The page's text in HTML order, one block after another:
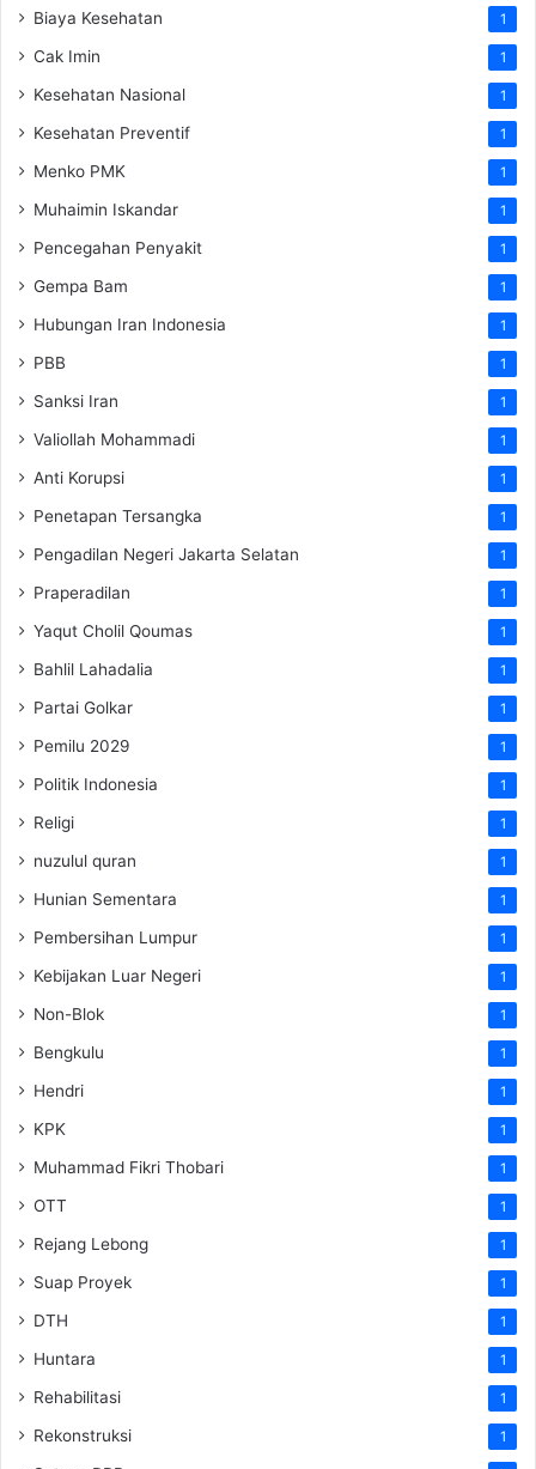
Biaya Kesehatan 1
Cak Imin 1
Kesehatan Nasional 1
Kesehatan Preventif 1
Menko PMK 1
Muhaimin Iskandar 1
Pencegahan Penyakit 1
Gempa Bam 1
Hubungan Iran Indonesia 1
PBB 1
Sanksi Iran 1
Valiollah Mohammadi 1
Anti Korupsi 1
Penetapan Tersangka 1
Pengadilan Negeri Jakarta Selatan 1
Praperadilan 1
Yaqut Cholil Qoumas 1
Bahlil Lahadalia 1
Partai Golkar 1
Pemilu 2029 1
Politik Indonesia 1
Religi 1
nuzulul quran 1
Hunian Sementara 1
Pembersihan Lumpur 1
Kebijakan Luar Negeri 1
Non-Blok 1
Bengkulu 1
Hendri 1
KPK 1
Muhammad Fikri Thobari 1
OTT 1
Rejang Lebong 1
Suap Proyek 1
DTH 1
Huntara 1
Rehabilitasi 1
Rekonstruksi 1